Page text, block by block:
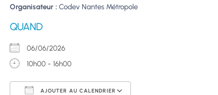
Organisateur : Codev Nantes Métropole
QUAND
06/06/2026
10h00 - 16h00
AJOUTER AU CALENDRIER